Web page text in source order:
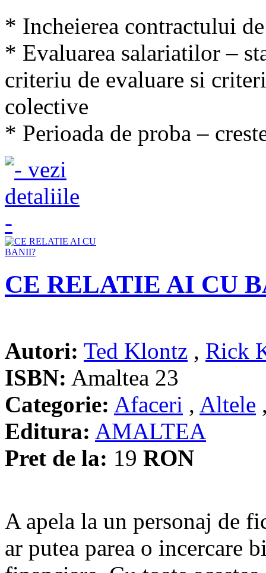
* Incheierea contractului
* Evaluarea salariatilor –
criteriu de evaluare si
colective
* Perioada de proba –
CE RELATIE AI CU
Autori: Ted Klontz , Rick
ISBN: Amaltea 23
Categorie: Afaceri , Altele
Editura: AMALTEA
Pret de la: 19 RON
A apela la un personaj de
ar putea parea o incercare